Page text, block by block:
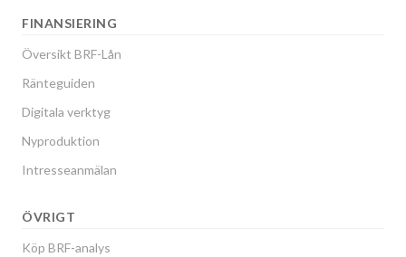
FINANSIERING
Översikt BRF-Lån
Ränteguiden
Digitala verktyg
Nyproduktion
Intresseanmälan
ÖVRIGT
Köp BRF-analys